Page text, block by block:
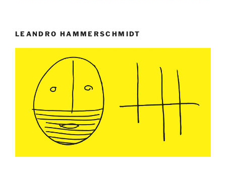
LEANDRO HAMMERSCHMIDT